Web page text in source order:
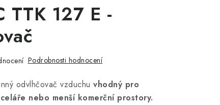
TTK 127 E -
Podrobnosti hodnocení
odvlhčovač vzduchu vhodný pro
nebo menší komerční prostory.